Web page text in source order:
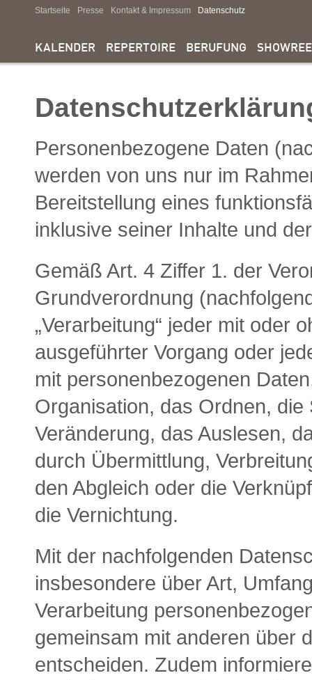
Startseite Presse Kontakt & Impressum Datenschutz
KALENDER REPERTOIRE BERUFUNG
Personenbezogene Daten
werden von uns nur im
Bereitstellung eines
inklusive seiner Inhalte und
Gemäß Art. 4 Ziffer 1. der
Grundverordnung
„Verarbeitung“ jeder mit oder
ausgeführter Vorgang oder
mit personenbezogenen
Organisation, das Ordnen,
Veränderung, das Auslesen,
durch Übermittlung,
den Abgleich oder die
die Vernichtung.
Mit der nachfolgenden
insbesondere über Art,
Verarbeitung
gemeinsam mit anderen über
entscheiden. Zudem